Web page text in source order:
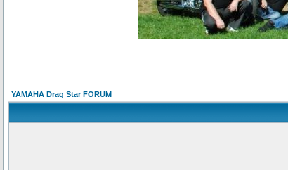
YAMAHA Drag Star FORUM